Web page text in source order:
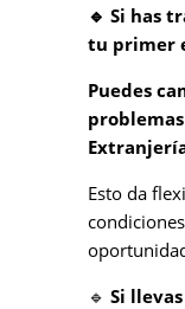
🔹 Si has
tu primer
Puedes
Esto da
🔹 Si